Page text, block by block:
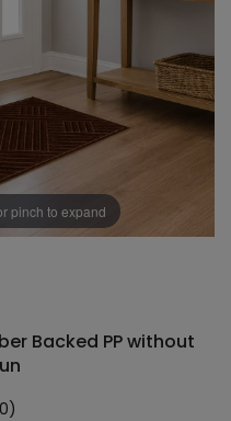
pinch to expand
Backed PP without